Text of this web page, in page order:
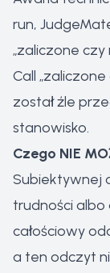
run,
„zaliczone czy
Call
został źle
stanowisko.
Czego NIE
Subiektywnej
trudności albo
całościowy
a ten odczyt